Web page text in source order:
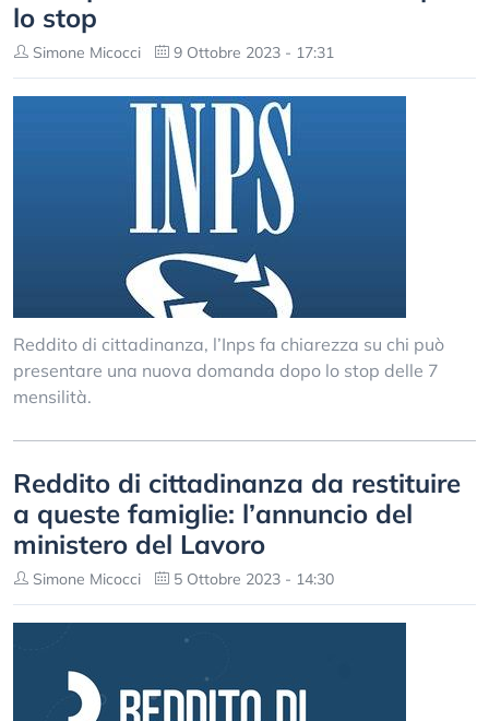
lo stop
Simone Micocci 9 Ottobre 2023 - 17:31
Reddito di cittadinanza, l’Inps fa chiarezza su chi può
presentare una nuova domanda dopo lo stop delle 7
mensilità.
Reddito di cittadinanza da restituire
a queste famiglie: l’annuncio del
ministero del Lavoro
Simone Micocci 5 Ottobre 2023 - 14:30